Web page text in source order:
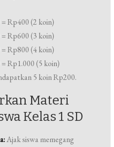
Rp400 (2 koin)
Rp600 (3 koin)
Rp800 (4 koin)
Rp1.000 (5 koin)
5 koin Rp200.
Materi
Kelas 1 SD
Ajak siswa memegang